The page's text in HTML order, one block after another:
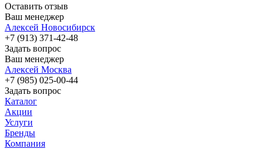
Оставить отзыв
Ваш менеджер
Алексей Новосибирск
+7 (913) 371-42-48
Задать вопрос
Ваш менеджер
Алексей Москва
+7 (985) 025-00-44
Задать вопрос
Каталог
Акции
Услуги
Бренды
Компания